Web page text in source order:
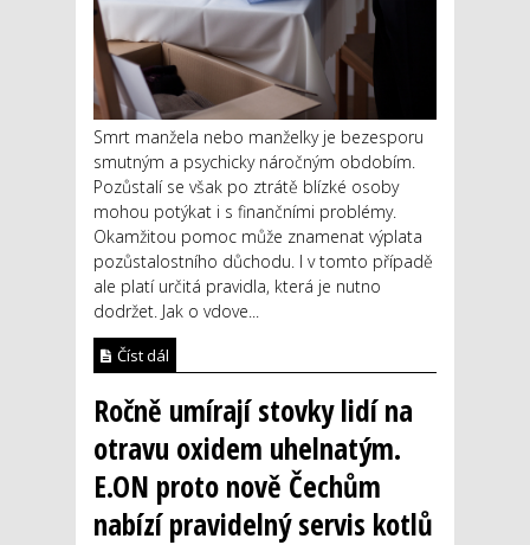
Smrt manžela nebo manželky je bezesporu
smutným a psychicky náročným obdobím.
Pozůstalí se však po ztrátě blízké osoby
mohou potýkat i s finančními problémy.
Okamžitou pomoc může znamenat výplata
pozůstalostního důchodu. I v tomto případě
ale platí určitá pravidla, která je nutno
dodržet. Jak o vdove...
Číst dál
Ročně umírají stovky lidí na
otravu oxidem uhelnatým.
E.ON proto nově Čechům
nabízí pravidelný servis kotlů